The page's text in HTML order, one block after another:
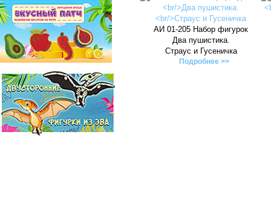
АИ 01-205 Набор фигурок
Два пушистика.
Страус и Гусеничка
Подробнее >>